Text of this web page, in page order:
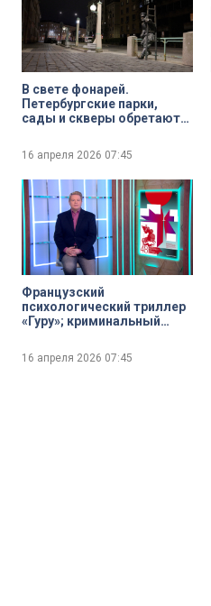
В свете фонарей.
Петербургские парки,
сады и скверы обретают
16 апреля 2026 07:45
Французский
психологический триллер
«Гуру»; криминальный
франшизы «Джон Уик»
«Нормал» и британская
16 апреля 2026 07:45